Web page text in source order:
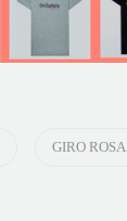
GIRO ROSA